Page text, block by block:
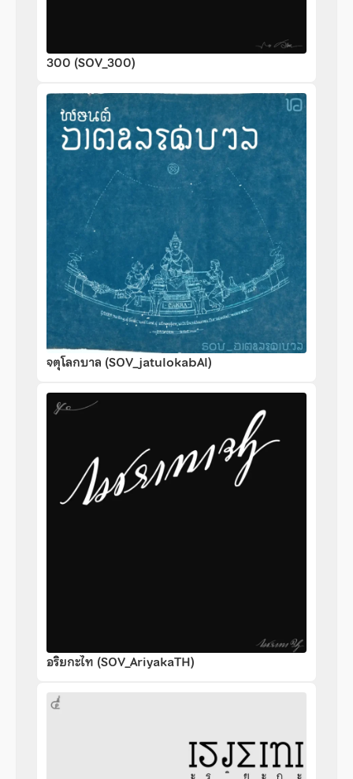
300 (SOV_300)
จตุโลกบาล (SOV_jatulokabAl)
อริยกะไท (SOV_AriyakaTH)